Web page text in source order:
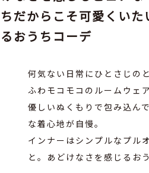
だからこそ可愛くいた
おうちコーデ
何気ない日常にひとさじの
ふわモコモコのルームウェア
優しいぬくもりで包み込ん
な着心地が自慢。
インナーはシンプルなプル
と。あどけなさを感じるお